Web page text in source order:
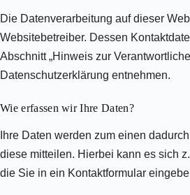
Die Datenverarbeitung auf dieser
Websitebetreiber. Dessen
Abschnitt „Hinweis zur
Datenschutzerklärung entnehmen.
Wie erfassen wir Ihre Daten?
Ihre Daten werden zum einen
diese mitteilen. Hierbei kann es sich
die Sie in ein Kontaktformular